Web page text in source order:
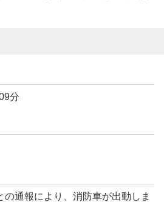
分
の通報により、消防車が出動しま